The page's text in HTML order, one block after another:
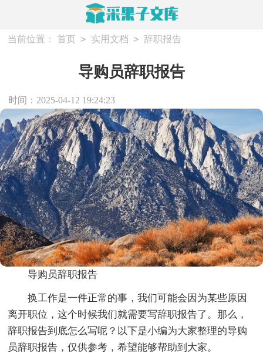
当前位置： 首页 > 实用文档 > 辞职报告
导购员辞职报告
时间：2025-04-12 19:24:23
导购员辞职报告
换工作是一件正常的事，我们可能会因为某些原因
离开职位，这个时候我们就需要写辞职报告了。那么，
辞职报告到底怎么写呢？以下是小编为大家整理的导购
员辞职报告，仅供参考，希望能够帮助到大家。